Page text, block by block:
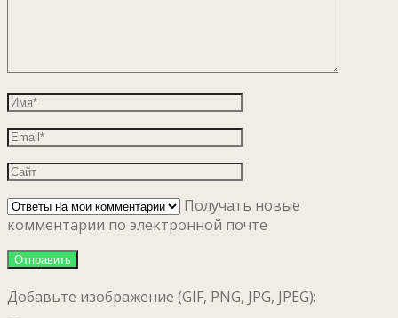
Получать новые
комментарии по электронной почте
Добавьте изображение (GIF, PNG, JPG, JPEG):